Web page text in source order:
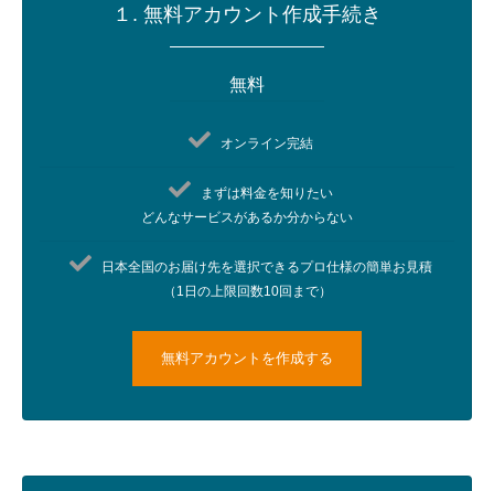
１. 無料アカウント作成手続き
無料
オンライン完結​
まずは料金を知りたい​
どんなサービスがあるか分からない​
日本全国のお届け先を選択できるプロ仕様の簡単お見積
（1日の上限回数10回まで）
無料アカウントを作成する